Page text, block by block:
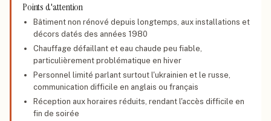
Points d'attention
Bâtiment non rénové depuis longtemps, aux installations et
décors datés des années 1980
Chauffage défaillant et eau chaude peu fiable,
particulièrement problématique en hiver
Personnel limité parlant surtout l'ukrainien et le russe,
communication difficile en anglais ou français
Réception aux horaires réduits, rendant l'accès difficile en
fin de soirée